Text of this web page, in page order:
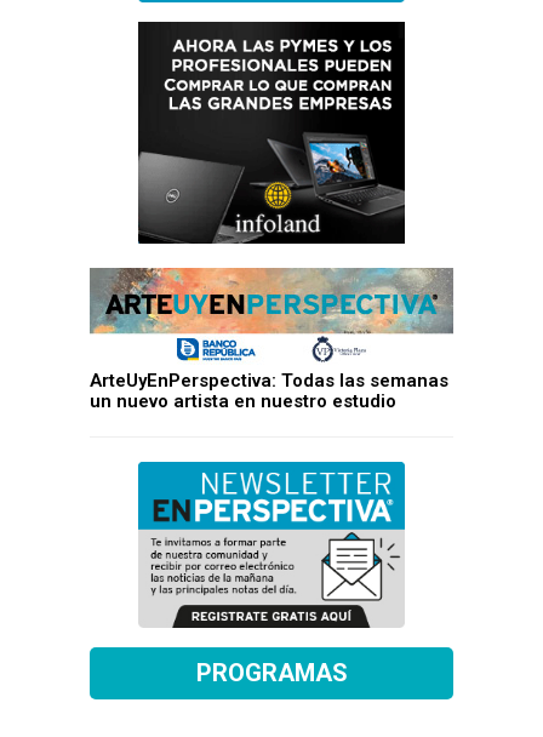
ArteUyEnPerspectiva: Todas las semanas
un nuevo artista en nuestro estudio
PROGRAMAS